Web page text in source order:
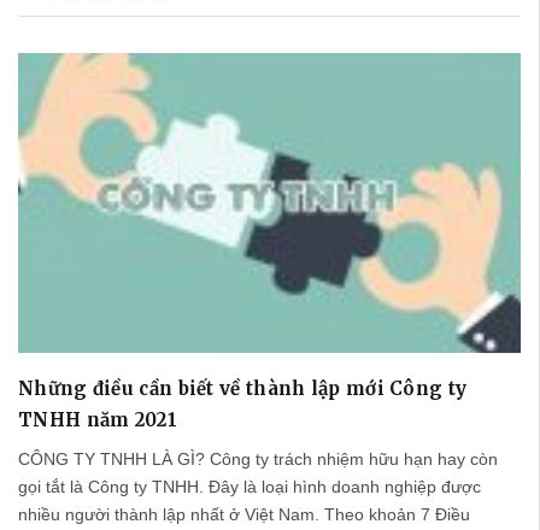
Những điều cần biết về thành lập mới Công ty
TNHH năm 2021
CÔNG TY TNHH LÀ GÌ? Công ty trách nhiệm hữu hạn hay còn
gọi tắt là Công ty TNHH. Đây là loại hình doanh nghiệp được
nhiều người thành lập nhất ở Việt Nam. Theo khoản 7 Điều